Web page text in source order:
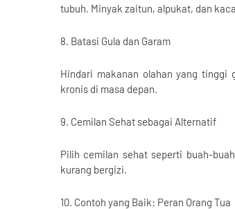
tubuh. Minyak zaitun, alpukat, dan
8. Batasi Gula dan Garam
Hindari makanan olahan yang tinggi
kronis di masa depan.
9. Cemilan Sehat sebagai Alternatif
Pilih cemilan sehat seperti buah-
kurang bergizi.
10. Contoh yang Baik: Peran Orang Tua